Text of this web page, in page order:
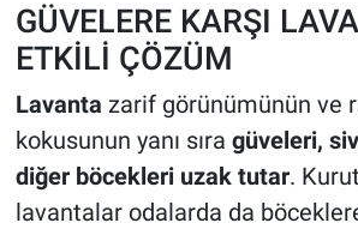
GÜVELERE KARŞI
ETKİLİ ÇÖZÜM
Lavanta zarif görünümünün ve
kokusunun yanı sıra güveleri,
diğer böcekleri uzak tutar.
lavantalar odalarda da